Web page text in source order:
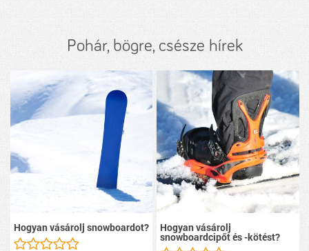
Pohár, bögre, csésze hírek
Hogyan vásárolj snowboardot? Hogyan vásárolj
snowboardcipőt és -kötést?